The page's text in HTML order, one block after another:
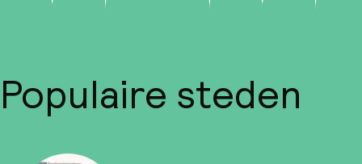
Populaire steden